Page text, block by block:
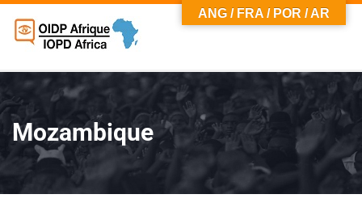
Mozambique
ANG / FRA / POR / AR